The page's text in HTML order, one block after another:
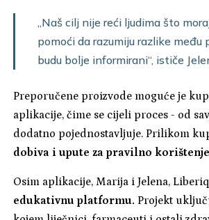
„Naš cilj nije reći ljudima što
pomoći da razumiju razlike među
budu bolje informirani“, ističe
Preporučene proizvode moguće je
aplikacije, čime se cijeli proces - od
dodatno pojednostavljuje. Prilikom
dobiva i upute za pravilno
Osim aplikacije, Marija i Jelena,
edukativnu platformu. Projekt